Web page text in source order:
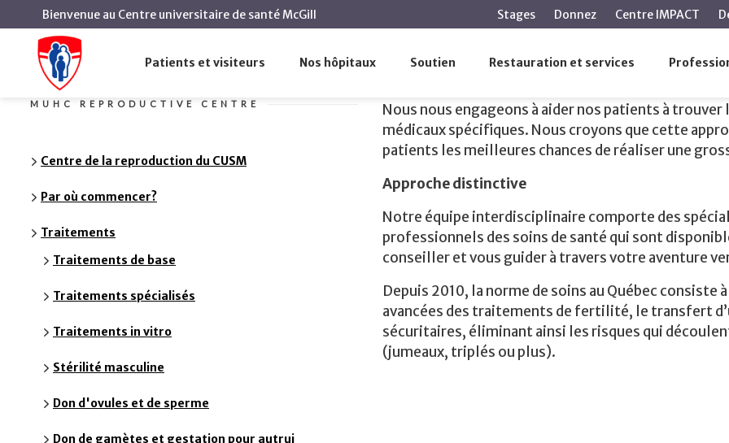
principal
Patients et visiteurs Nos hôpitaux Soutien Restauration et services
Stages Donnez Centre IMPACT
Bienvenue au Centre universitaire de santé McGill
Accueil
Centre de la reproduction du CUSM
Nous nous engageons à aider nos patients à
médicaux spécifiques. Nous croyons que cette
patients les meilleures chances de réaliser une
Approche distinctive
Notre équipe interdisciplinaire comporte des
professionnels des soins de santé qui sont
conseiller et vous guider à travers votre aventure
Depuis 2010, la norme de soins au Québec
avancées des traitements de fertilité, le transfert
sécuritaires, éliminant ainsi les risques qui
(jumeaux, triplés ou plus).
MUHC REPRODUCTIVE CENTRE
Centre de la reproduction du CUSM
Par où commencer?
Traitements
Traitements de base
Traitements spécialisés
Traitements in vitro
Stérilité masculine
Don d'ovules et de sperme
Don de gamètes et gestation pour autrui